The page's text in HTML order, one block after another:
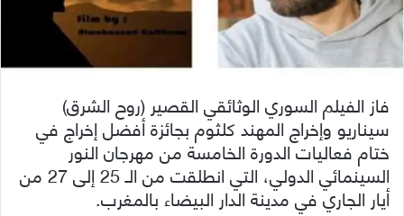
فاز الفيلم السوري الوثائقي القصير (روح الشرق)
سيناريو وإخراج المهند كلثوم بجائزة أفضل إخراج في
ختام فعاليات الدورة الخامسة من مهرجان النور
السينمائي الدولي، التي انطلقت من الـ 25 إلى 27 من
أيار الجاري في مدينة الدار البيضاء بالمغرب.